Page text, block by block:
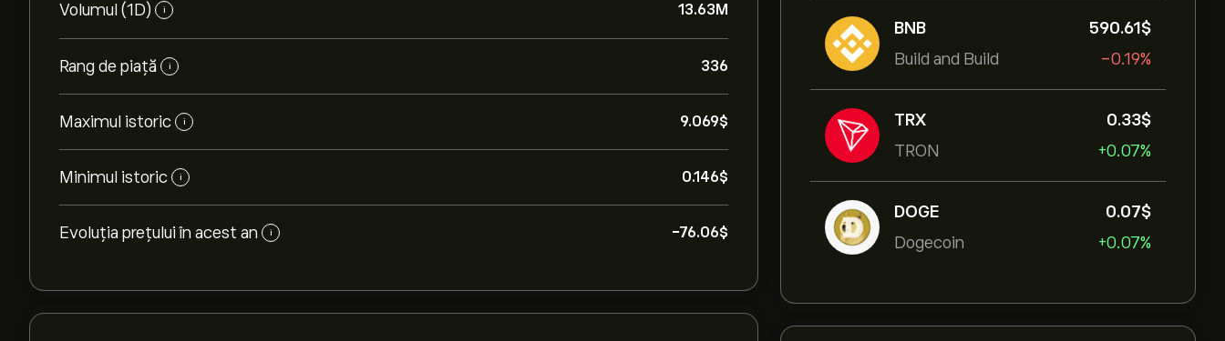
BNB
Build and Build
590.61‎$‎
-0.19%
TRX
TRON
0.33‎$‎
+0.07%
DOGE
Dogecoin
0.07‎$‎
+0.07%
Volumul (1D) i 13.63M
Rang de piață i 336
Maximul istoric i 9.069‎$‎
Minimul istoric i 0.146‎$‎
Evoluția prețului în acest an i -76.06‎$‎